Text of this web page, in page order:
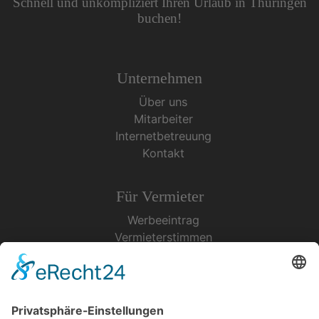
buchen!
Unternehmen
Über uns
Mitarbeiter
Internetbetreuung
Kontakt
Für Vermieter
Werbeeintrag
Vermieterstimmen